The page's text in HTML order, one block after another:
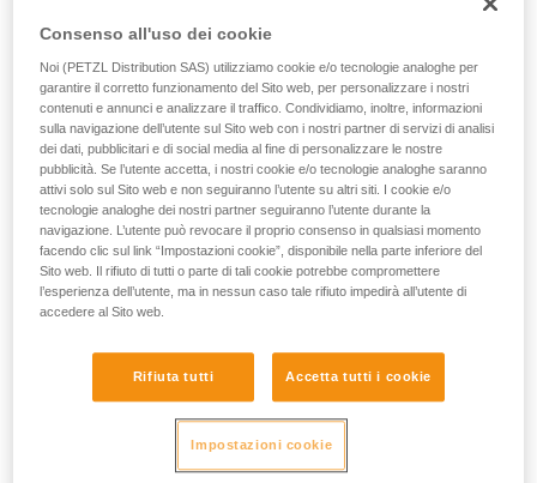
Accessbook n°4 : Lavoro in quota con
ASAP
Consenso all'uso dei cookie
Noi (PETZL Distribution SAS) utilizziamo cookie e/o tecnologie analoghe per
garantire il corretto funzionamento del Sito web, per personalizzare i nostri
contenuti e annunci e analizzare il traffico. Condividiamo, inoltre, informazioni
sulla navigazione dell’utente sul Sito web con i nostri partner di servizi di analisi
dei dati, pubblicitari e di social media al fine di personalizzare le nostre
pubblicità. Se l’utente accetta, i nostri cookie e/o tecnologie analoghe saranno
attivi solo sul Sito web e non seguiranno l’utente su altri siti. I cookie e/o
tecnologie analoghe dei nostri partner seguiranno l’utente durante la
navigazione. L’utente può revocare il proprio consenso in qualsiasi momento
facendo clic sul link “Impostazioni cookie”, disponibile nella parte inferiore del
Sito web. Il rifiuto di tutti o parte di tali cookie potrebbe compromettere
l’esperienza dell’utente, ma in nessun caso tale rifiuto impedirà all’utente di
accedere al Sito web.
Rifiuta tutti Accetta tutti i cookie
Impostazioni cookie